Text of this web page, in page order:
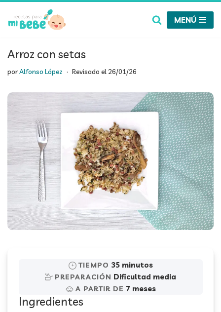
Saltar
contenido
MENÚ
Arroz con setas
porAlfonso López Revisado el26/01/26
TIEMPO 35 minutos
PREPARACIÓN Dificultad media
A PARTIR DE 7 meses
Ingredientes